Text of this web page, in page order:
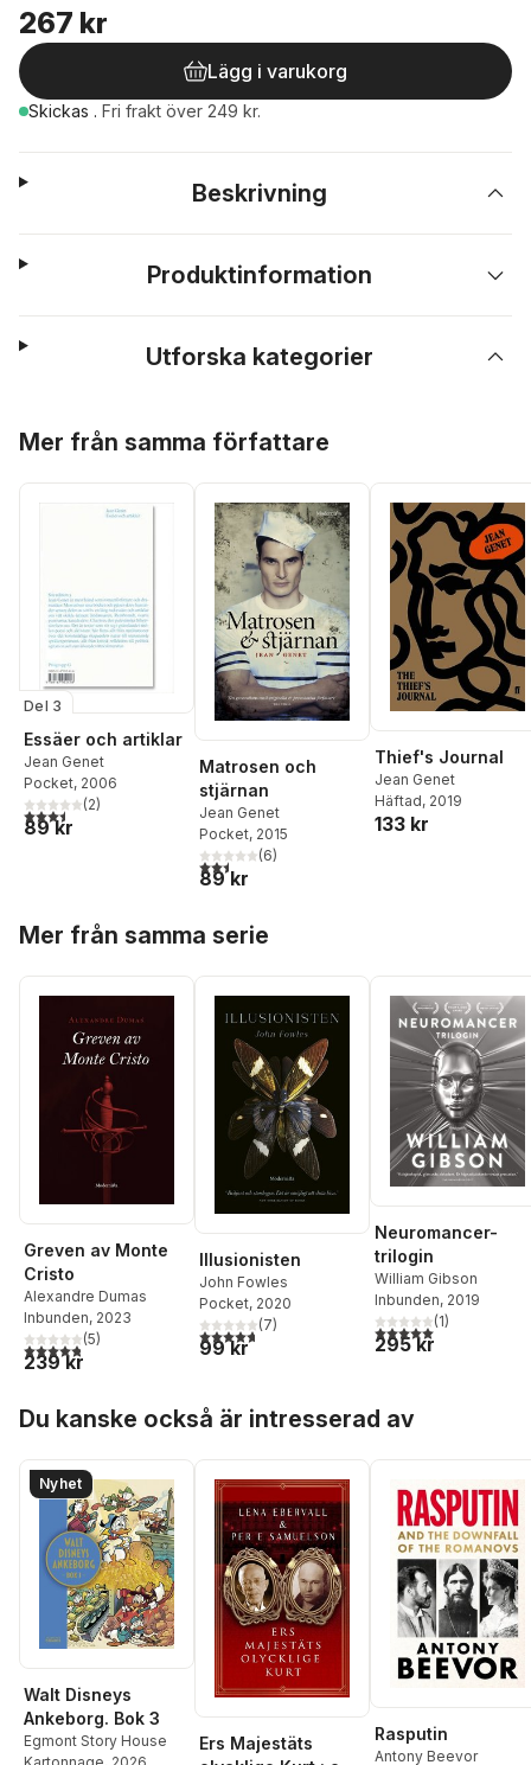
267 kr
Lägg i varukorg
Skickas . Fri frakt över 249 kr.
Beskrivning
Produktinformation
Utforska kategorier
Mer från samma författare
Del 3
Essäer och artiklar
Jean Genet
Pocket, 2006
3,5utav 5 stjärnor. Totalt antal röster:
(2)
89 kr
Matrosen och
stjärnan
Jean Genet
Pocket, 2015
2,5utav 5 stjärnor. Totalt antal röster:
(6)
89 kr
Thief's Journal
Jean Genet
Häftad, 2019
133 kr
Mer från samma serie
Greven av Monte
Cristo
Alexandre Dumas
Inbunden, 2023
4,8utav 5 stjärnor. Totalt antal röster:
(5)
239 kr
Illusionisten
John Fowles
Pocket, 2020
4,7utav 5 stjärnor. Totalt antal röster:
(7)
99 kr
Neuromancer-
trilogin
William Gibson
Inbunden, 2019
5,0utav 5 stjärnor.
(1)
295 kr
Du kanske också är intresserad av
Nyhet
Walt Disneys
Ankeborg. Bok 3
Egmont Story House
Ers Majestäts
Rasputin
Antony Beevor